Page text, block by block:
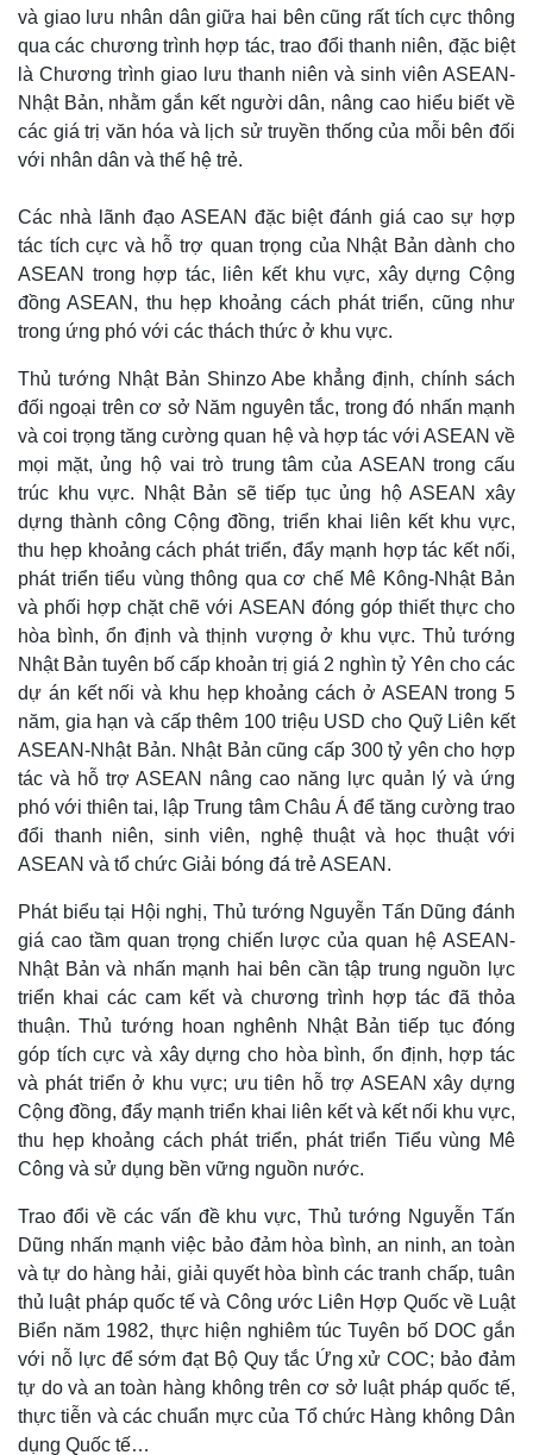
Bất động sản
Khởi nghiệp
Giá vàng
Tiêu dùng
Tỷ giá
Chứng khoán
Giá cà phê
và giao lưu nhân dân giữa hai bên cũng rất tích cực thông
qua các chương trình hợp tác, trao đổi thanh niên, đặc biệt
là Chương trình giao lưu thanh niên và sinh viên ASEAN-
Nhật Bản, nhằm gắn kết người dân, nâng cao hiểu biết về
các giá trị văn hóa và lịch sử truyền thống của mỗi bên đối
với nhân dân và thế hệ trẻ.
Các nhà lãnh đạo ASEAN đặc biệt đánh giá cao sự hợp
tác tích cực và hỗ trợ quan trọng của Nhật Bản dành cho
ASEAN trong hợp tác, liên kết khu vực, xây dựng Cộng
đồng ASEAN, thu hẹp khoảng cách phát triển, cũng như
trong ứng phó với các thách thức ở khu vực.
Thủ tướng Nhật Bản Shinzo Abe khẳng định, chính sách
đối ngoại trên cơ sở Năm nguyên tắc, trong đó nhấn mạnh
và coi trọng tăng cường quan hệ và hợp tác với ASEAN về
mọi mặt, ủng hộ vai trò trung tâm của ASEAN trong cấu
trúc khu vực. Nhật Bản sẽ tiếp tục ủng hộ ASEAN xây
dựng thành công Cộng đồng, triển khai liên kết khu vực,
thu hẹp khoảng cách phát triển, đẩy mạnh hợp tác kết nối,
phát triển tiểu vùng thông qua cơ chế Mê Kông-Nhật Bản
và phối hợp chặt chẽ với ASEAN đóng góp thiết thực cho
hòa bình, ổn định và thịnh vượng ở khu vực. Thủ tướng
Nhật Bản tuyên bố cấp khoản trị giá 2 nghìn tỷ Yên cho các
dự án kết nối và khu hẹp khoảng cách ở ASEAN trong 5
năm, gia hạn và cấp thêm 100 triệu USD cho Quỹ Liên kết
ASEAN-Nhật Bản. Nhật Bản cũng cấp 300 tỷ yên cho hợp
tác và hỗ trợ ASEAN nâng cao năng lực quản lý và ứng
phó với thiên tai, lập Trung tâm Châu Á để tăng cường trao
đổi thanh niên, sinh viên, nghệ thuật và học thuật với
ASEAN và tổ chức Giải bóng đá trẻ ASEAN.
Phát biểu tại Hội nghị, Thủ tướng Nguyễn Tấn Dũng đánh
giá cao tầm quan trọng chiến lược của quan hệ ASEAN-
Nhật Bản và nhấn mạnh hai bên cần tập trung nguồn lực
triển khai các cam kết và chương trình hợp tác đã thỏa
thuận. Thủ tướng hoan nghênh Nhật Bản tiếp tục đóng
góp tích cực và xây dựng cho hòa bình, ổn định, hợp tác
và phát triển ở khu vực; ưu tiên hỗ trợ ASEAN xây dựng
Cộng đồng, đẩy mạnh triển khai liên kết và kết nối khu vực,
thu hẹp khoảng cách phát triển, phát triển Tiểu vùng Mê
Công và sử dụng bền vững nguồn nước.
Trao đổi về các vấn đề khu vực, Thủ tướng Nguyễn Tấn
Dũng nhấn mạnh việc bảo đảm hòa bình, an ninh, an toàn
và tự do hàng hải, giải quyết hòa bình các tranh chấp, tuân
thủ luật pháp quốc tế và Công ước Liên Hợp Quốc về Luật
Biển năm 1982, thực hiện nghiêm túc Tuyên bố DOC gắn
với nỗ lực để sớm đạt Bộ Quy tắc Ứng xử COC; bảo đảm
tự do và an toàn hàng không trên cơ sở luật pháp quốc tế,
thực tiễn và các chuẩn mực của Tổ chức Hàng không Dân
dụng Quốc tế…